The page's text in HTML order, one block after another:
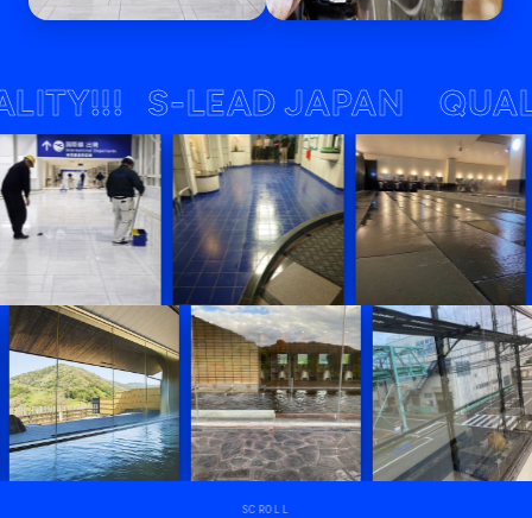
S-LEAD JAPAN
SCROLL